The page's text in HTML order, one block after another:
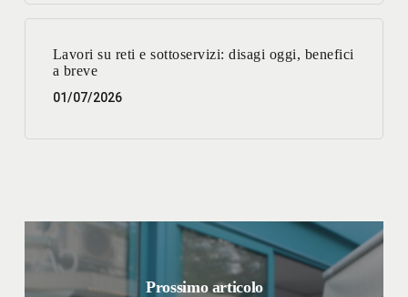
Lavori su reti e sottoservizi: disagi oggi, benefici
a breve
01/07/2026
Prossimo articolo